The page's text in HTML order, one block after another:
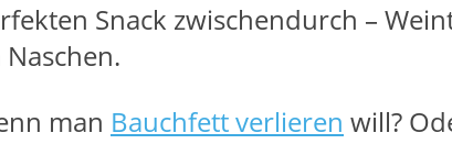
Snack zwischendurch –
man Bauchfett verlieren will?